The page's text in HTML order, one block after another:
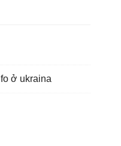
ufo ở ukraina